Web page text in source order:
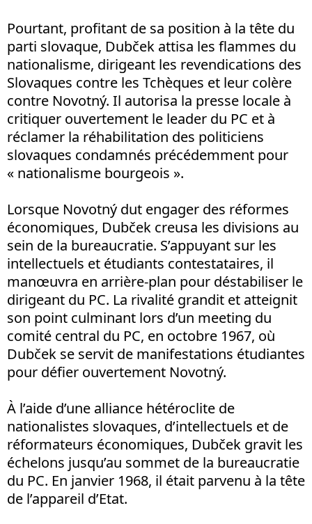
Pourtant, profitant de sa position à la tête du
parti slovaque, Dubček attisa les flammes du
nationalisme, dirigeant les revendications des
Slovaques contre les Tchèques et leur colère
contre Novotný. Il autorisa la presse locale à
critiquer ouvertement le leader du PC et à
réclamer la réhabilitation des politiciens
slovaques condamnés précédemment pour
« nationalisme bourgeois ».
Lorsque Novotný dut engager des réformes
économiques, Dubček creusa les divisions au
sein de la bureaucratie. S’appuyant sur les
intellectuels et étudiants contestataires, il
manœuvra en arrière-plan pour déstabiliser le
dirigeant du PC. La rivalité grandit et atteignit
son point culminant lors d’un meeting du
comité central du PC, en octobre 1967, où
Dubček se servit de manifestations étudiantes
pour défier ouvertement Novotný.
À l’aide d’une alliance hétéroclite de
nationalistes slovaques, d’intellectuels et de
réformateurs économiques, Dubček gravit les
échelons jusqu’au sommet de la bureaucratie
du PC. En janvier 1968, il était parvenu à la tête
de l’appareil d’Etat.